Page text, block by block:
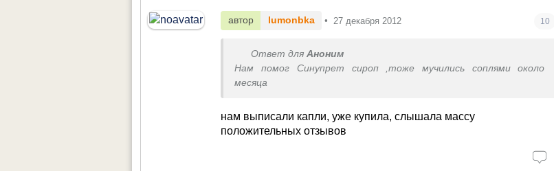
автор lumonbka • 27 декабря 2012 10
Ответ для Аноним
Нам помог Синупрет сироп ,тоже мучились соплями около
месяца
нам выписали капли, уже купила, слышала массу
положительных отзывов